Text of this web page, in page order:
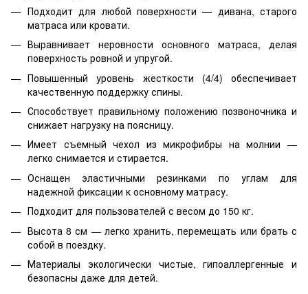
Подходит для любой поверхности — дивана, старого
матраса или кровати.
Выравнивает неровности основного матраса, делая
поверхность ровной и упругой.
Повышенный уровень жесткости (4/4) обеспечивает
качественную поддержку спины.
Способствует правильному положению позвоночника и
снижает нагрузку на поясницу.
Имеет съемный чехол из микрофибры на молнии —
легко снимается и стирается.
Оснащен эластичными резинками по углам для
надежной фиксации к основному матрасу.
Подходит для пользователей с весом до 150 кг.
Высота 8 см — легко хранить, перемещать или брать с
собой в поездку.
Материалы экологически чистые, гипоаллергенные и
безопасны даже для детей.